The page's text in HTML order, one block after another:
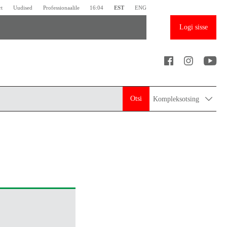
Uudised Professionaalile 16:04 EST ENG
Logi sisse
Otsi Kompleksotsing